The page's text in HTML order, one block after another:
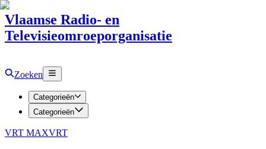
Vlaamse Radio- en
Televisieomroeporganisatie
Zoeken
Categorieën
Categorieën
VRT MAXVRT